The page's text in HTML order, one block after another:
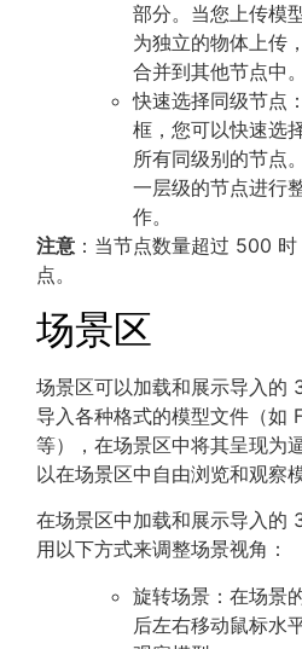
部分。当您上传模
为独立的物体上传
合并到其他节点中。
快速选择同级节点
框，您可以快速选
所有同级别的节点
一层级的节点进行
作。
注意 ：当节点数量超过 500
点。
场景区
场景区可以加载和展示导入的
导入各种格式的模型文件（如
等），在场景区中将其呈现为
以在场景区中自由浏览和观察模
在场景区中加载和展示导入的
用以下方式来调整场景视角：
旋转场景：在场景
后左右移动鼠标水